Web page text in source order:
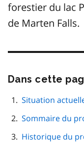
forestier du lac
de Marten Falls.
Dans cette
Situation
Sommaire du
Historique du